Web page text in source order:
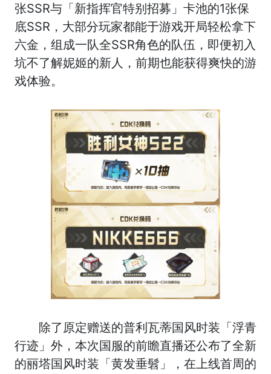
张SSR与「新指挥官特别招募」卡池的1张保
底SSR，大部分玩家都能于游戏开局轻松拿下
六金，组成一队全SSR角色的队伍，即便初入
坑不了解妮姬的新人，前期也能获得爽快的游
戏体验。
除了原定赠送的普利瓦蒂国风时装「浮青
行迹」外，本次国服的前瞻直播还公布了全新
的丽塔国风时装「黄发垂髫」，在上线首周的